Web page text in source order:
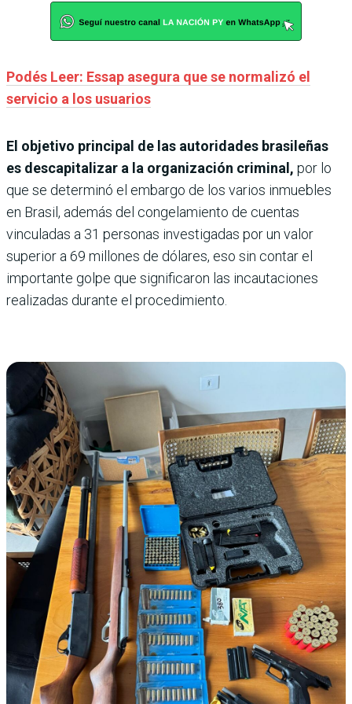
Podés Leer: Essap asegura que se normalizó el
servicio a los usuarios
El objetivo principal de las autoridades brasileñas
es descapitalizar a la organización criminal, por lo
que se determinó el embargo de los varios inmuebles
en Brasil, además del congelamiento de cuentas
vinculadas a 31 personas investigadas por un valor
superior a 69 millones de dólares, eso sin contar el
importante golpe que significaron las incautaciones
realizadas durante el procedimiento.